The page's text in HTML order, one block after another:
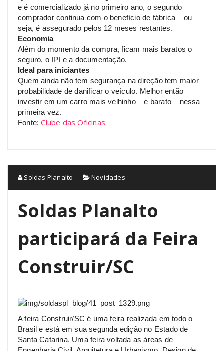
e é comercializado já no primeiro ano, o segundo
comprador continua com o benefício de fábrica – ou
seja, é assegurado pelos 12 meses restantes.
Economia
Além do momento da compra, ficam mais baratos o
seguro, o IPI e a documentação.
Ideal para iniciantes
Quem ainda não tem segurança na direção tem maior
probabilidade de danificar o veículo. Melhor então
investir em um carro mais velhinho – e barato – nessa
primeira vez.
Fonte:Clube das Oficinas
Soldas Planalto Novidades
Soldas Planalto
participará da Feira
Construir/SC
A feira Construir/SC é uma feira realizada em todo o
Brasil e está em sua segunda edição no Estado de
Santa Catarina. Uma feira voltada as áreas de